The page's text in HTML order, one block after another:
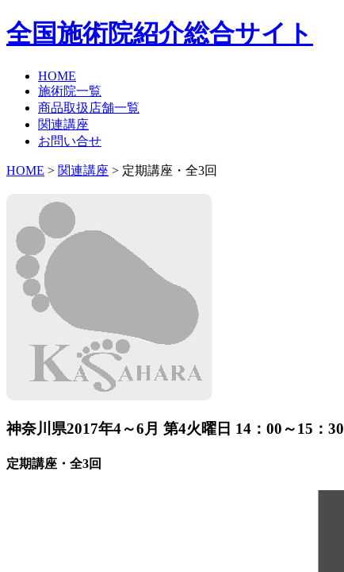
全国施術院紹介総合サイト
HOME
施術院一覧
商品取扱店舗一覧
関連講座
お問い合せ
HOME > 関連講座 > 定期講座・全3回
神奈川県2017年4～6月 第4火曜日 14：00～15：30
定期講座・全3回